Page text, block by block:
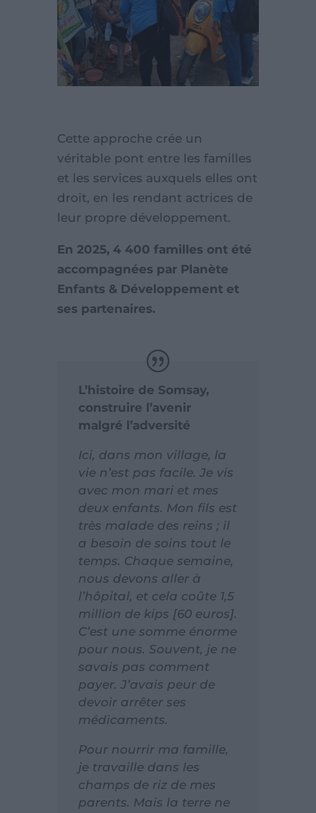
Cette approche crée un
véritable pont entre les familles
et les services auxquels elles ont
droit, en les rendant actrices de
leur propre développement.
En 2025, 4 400 familles ont été
accompagnées par Planète
Enfants & Développement et
ses partenaires.
L’histoire de Somsay,
construire l’avenir
malgré l’adversité
Ici, dans mon village, la
vie n’est pas facile. Je vis
avec mon mari et mes
deux enfants. Mon fils est
très malade des reins ; il
a besoin de soins tout le
temps. Chaque semaine,
nous devons aller à
l’hôpital, et cela coûte 1,5
million de kips [60 euros].
C’est une somme énorme
pour nous. Souvent, je ne
savais pas comment
payer. J’avais peur de
devoir arrêter ses
médicaments.
Pour nourrir ma famille,
je travaille dans les
champs de riz de mes
parents. Mais la terre ne